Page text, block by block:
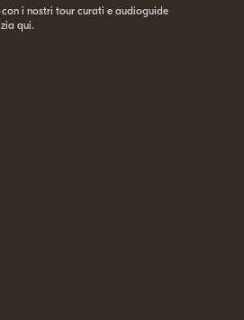
i nostri tour curati e audioguide
qui.